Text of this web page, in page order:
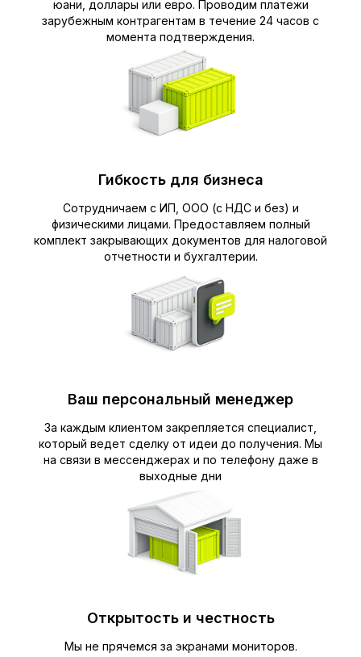
юани, доллары или евро. Проводим платежи
зарубежным контрагентам в течение 24 часов с
момента подтверждения.
Гибкость для бизнеса
Сотрудничаем с ИП, ООО (с НДС и без) и
физическими лицами. Предоставляем полный
комплект закрывающих документов для налоговой
отчетности и бухгалтерии.
Ваш персональный менеджер
За каждым клиентом закрепляется специалист,
который ведет сделку от идеи до получения. Мы
на связи в мессенджерах и по телефону даже в
выходные дни
Открытость и честность
Мы не прячемся за экранами мониторов.